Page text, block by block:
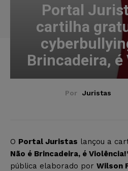
Portal
cartilha
Brincadeira, é
Por Juristas
O Portal Juristas lançou a
Não é Brincadeira, é
pública elaborado por Wilson